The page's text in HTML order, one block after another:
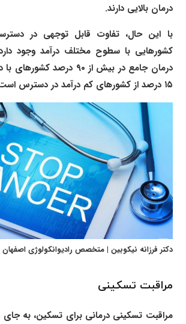
درمان بالایی دارند.
با این حال، تفاوت قابل توجهی در
کشورهایی با سطوح مختلف درآمد وجود
درمان جامع در بیش از ۹۰ درصد
۱۵ درصد از کشورهای کم درآمد در دسترس است.
دکتر فرزانه نیکوبین | متخصص رادیوانکولوژی اصفهان
مراقبت تسکینی
مراقبت تسکینی درمانی برای تسکین، به جای